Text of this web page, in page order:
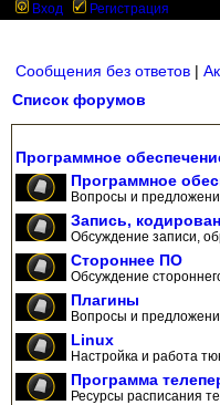
Вход Регистрация
Сообщения без ответов |
Список форумов
Программное
Программное
Вопросы и
Запись,
Обсуждение записи,
Стороннее ПО
Обсуждение
Плагины
Вопросы и
Linux
Настройка и работа
Программа
Ресурсы расписания